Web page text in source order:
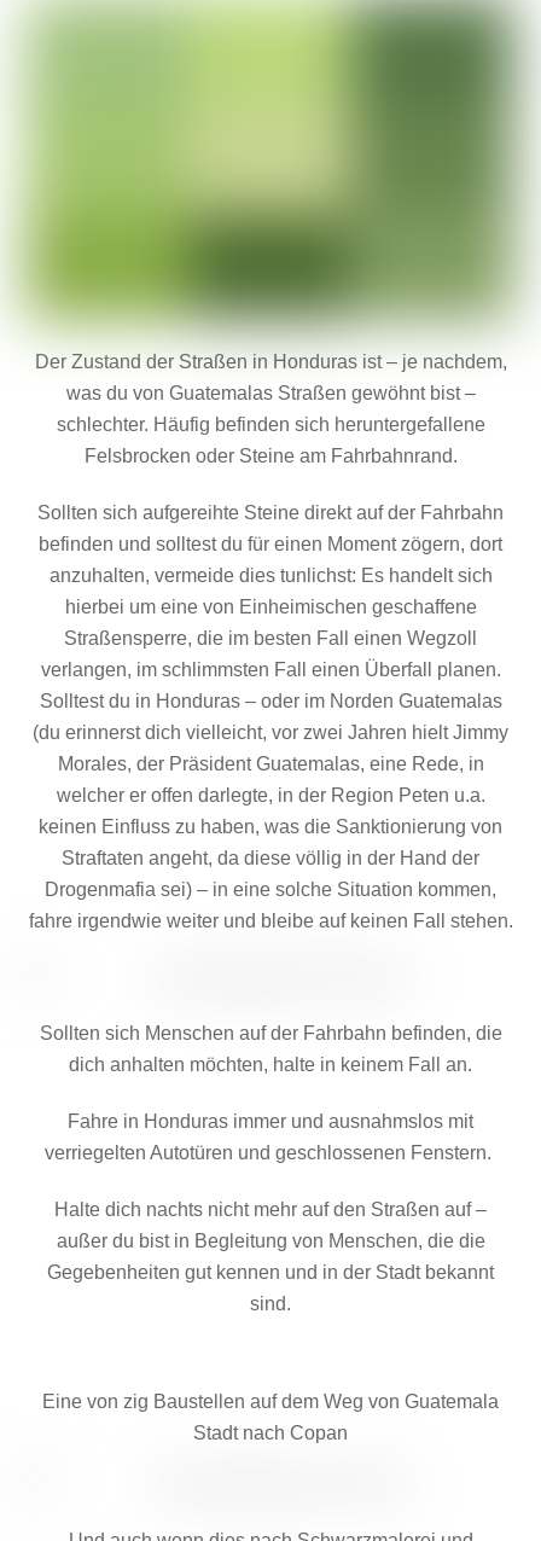
Der Zustand der Straßen in Honduras ist – je nachdem,
was du von Guatemalas Straßen gewöhnt bist –
schlechter. Häufig befinden sich heruntergefallene
Felsbrocken oder Steine am Fahrbahnrand.
Sollten sich aufgereihte Steine direkt auf der Fahrbahn
befinden und solltest du für einen Moment zögern, dort
anzuhalten, vermeide dies tunlichst: Es handelt sich
hierbei um eine von Einheimischen geschaffene
Straßensperre, die im besten Fall einen Wegzoll
verlangen, im schlimmsten Fall einen Überfall planen.
Solltest du in Honduras – oder im Norden Guatemalas
(du erinnerst dich vielleicht, vor zwei Jahren hielt Jimmy
Morales, der Präsident Guatemalas, eine Rede, in
welcher er offen darlegte, in der Region Peten u.a.
keinen Einfluss zu haben, was die Sanktionierung von
Straftaten angeht, da diese völlig in der Hand der
Drogenmafia sei) – in eine solche Situation kommen,
fahre irgendwie weiter und bleibe auf keinen Fall stehen.
Sollten sich Menschen auf der Fahrbahn befinden, die
dich anhalten möchten, halte in keinem Fall an.
Fahre in Honduras immer und ausnahmslos mit
verriegelten Autotüren und geschlossenen Fenstern.
Halte dich nachts nicht mehr auf den Straßen auf –
außer du bist in Begleitung von Menschen, die die
Gegebenheiten gut kennen und in der Stadt bekannt
sind.
Eine von zig Baustellen auf dem Weg von Guatemala
Stadt nach Copan